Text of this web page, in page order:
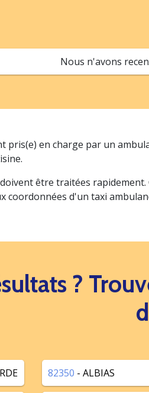
Nous n'avons
pris(e) en charge par un
doivent être traitées
coordonnées d'un taxi
?
82350 - ALBIAS